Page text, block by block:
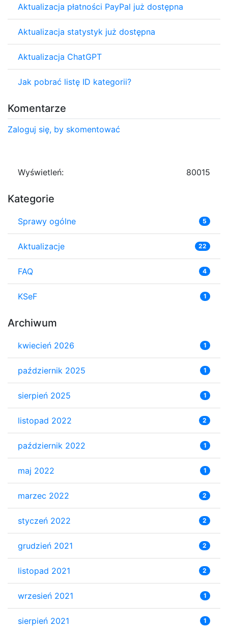
Aktualizacja płatności PayPal już dostępna
Aktualizacja statystyk już dostępna
Aktualizacja ChatGPT
Jak pobrać listę ID kategorii?
Komentarze
Zaloguj się, by skomentować
Wyświetleń: 80015
Kategorie
Sprawy ogólne 5
Aktualizacje 22
FAQ 4
KSeF 1
Archiwum
kwiecień 2026 1
październik 2025 1
sierpień 2025 1
listopad 2022 2
październik 2022 1
maj 2022 1
marzec 2022 2
styczeń 2022 2
grudzień 2021 2
listopad 2021 2
wrzesień 2021 1
sierpień 2021 1